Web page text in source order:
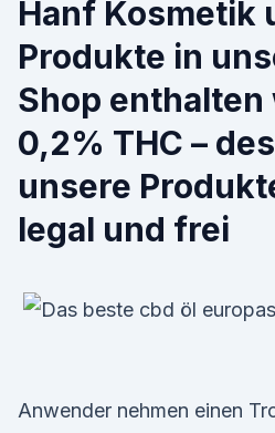
Hanf Kosmetik
Produkte in
Shop
0,2% THC –
unsere
legal und frei
Anwender nehmen einen